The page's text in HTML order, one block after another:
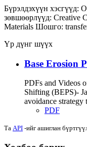
Бүрэлдэхүүн хэсгүүд:
зөвшөөрлүүд: Creative
Materials Шошго:
Үр дүнг шүүх
Base Erosion
PDFs and Videos
Shifting (BEPS)-
avoidance strategy
PDF
Та API -ийг ашиглан